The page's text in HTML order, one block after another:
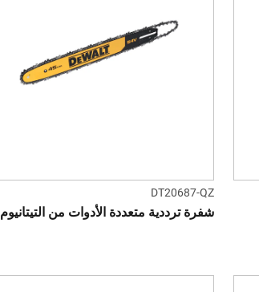
DT20687-QZ
شفرة ترددية متعددة الأدوات من التيتانيوم